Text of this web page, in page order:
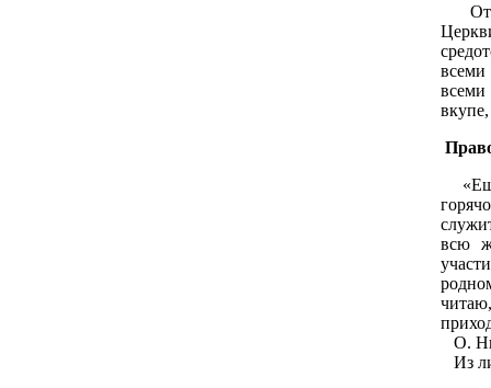
всеми
всю
О.
Из